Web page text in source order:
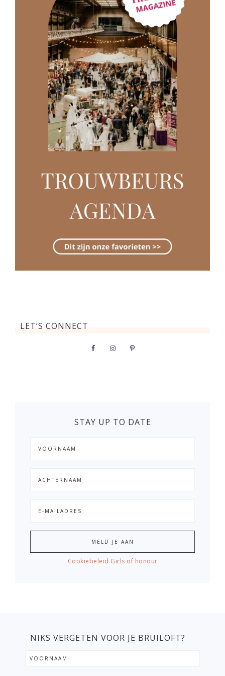
LET’S CONNECT
STAY UP TO DATE
Cookiebeleid Girls of honour
NIKS VERGETEN VOOR JE BRUILOFT?